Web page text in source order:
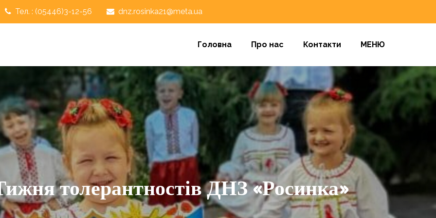
Тел. : (05446)3-12-56 dnz.rosinka21@meta.ua
Головна Про нас Контакти МЕНЮ
толерантностів ДНЗ «Росинка»